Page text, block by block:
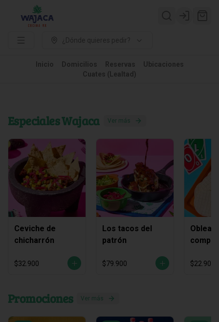
¿Dónde quieres pedir?
Inicio Domicilios Reservas
Ubicaciones
Cuates (Lealtad)
Especiales Wajaca Ver más
Ceviche de
chicharrón
$32.900
Los tacos del
patrón
$79.900
Obleas
$22.900
Promociones Ver más